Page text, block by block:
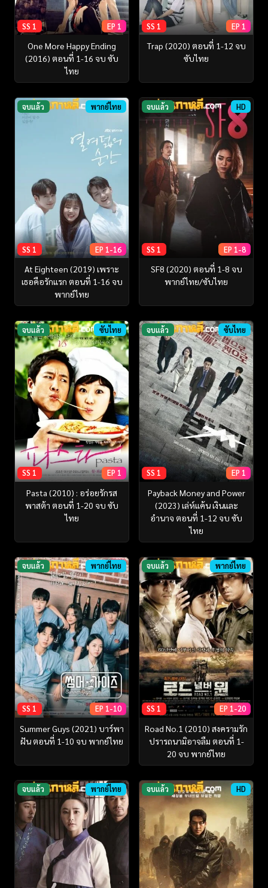
SS 1 EP 1
One More Happy Ending
(2016) ตอนที่ 1-16 จบ ซับ
ไทย
SS 1 EP 1
Trap (2020) ตอนที่ 1-12 จบ
ซับไทย
จบแล้ว พากย์ไทย
SS 1 EP 1-16
At Eighteen (2019) เพราะ
เธอคือรักแรก ตอนที่ 1-16 จบ
พากย์ไทย
จบแล้ว HD
SS 1 EP 1-8
SF8 (2020) ตอนที่ 1-8 จบ
พากย์ไทย/ซับไทย
จบแล้ว ซับไทย
SS 1 EP 1
Pasta (2010) : อร่อยรักรส
พาสต้า ตอนที่ 1-20 จบ ซับ
ไทย
จบแล้ว ซับไทย
SS 1 EP 1
Payback Money and Power
(2023) เล่ห์แค้น เงินและ
อำนาจ ตอนที่ 1-12 จบ ซับ
ไทย
จบแล้ว พากย์ไทย
SS 1 EP 1-10
Summer Guys (2021) บาร์พา
ฝัน ตอนที่ 1-10 จบ พากย์ไทย
จบแล้ว พากย์ไทย
SS 1 EP 1-20
Road No.1 (2010) สงครามรัก
ปรารถนามิอาจลืม ตอนที่ 1-
20 จบ พากย์ไทย
จบแล้ว พากย์ไทย จบแล้ว HD